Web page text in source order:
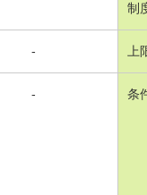
制
- 上
- 条